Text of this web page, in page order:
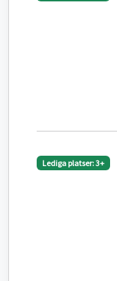
Lediga platser: 3+